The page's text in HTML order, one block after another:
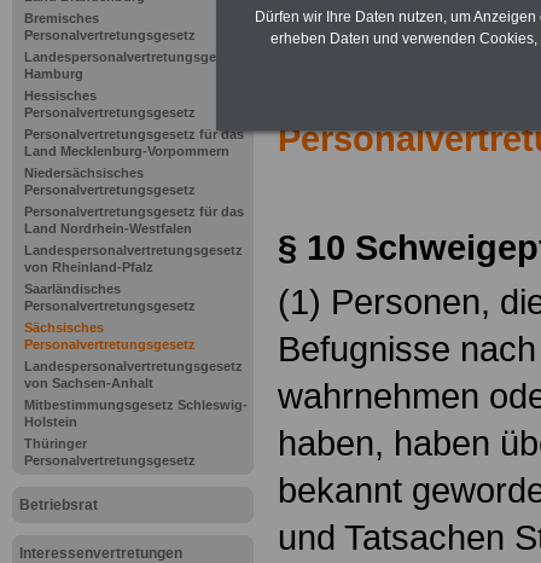
Bremisches
Personalvertretungsgesetz
Landespersonalvertretungsgesetz
Hamburg
Hessisches
Personalvertretungsgesetz
Personalvertretungsgesetz für das
Land Mecklenburg-Vorpommern
Niedersächsisches
Personalvertretungsgesetz
Personalvertretungsgesetz für das
Land Nordrhein-Westfalen
Landespersonalvertretungsgesetz
von Rheinland-Pfalz
Saarländisches
Personalvertretungsgesetz
Sächsisches
Personalvertretungsgesetz
Landespersonalvertretungsgesetz
von Sachsen-Anhalt
Mitbestimmungsgesetz Schleswig-
Holstein
Thüringer
Personalvertretungsgesetz
Betriebsrat
Interessenvertretungen
§ 10
(1) Personen,
Befugnisse
wahrnehmen
haben, haben
bekannt
und Tatsachen
Dürfen wir Ihre Daten nutzen, um
erheben Daten und verwenden